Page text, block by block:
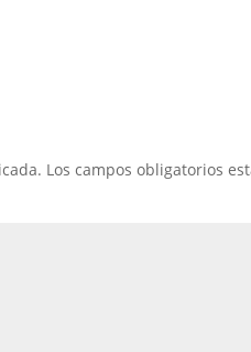
Los campos obligatorios